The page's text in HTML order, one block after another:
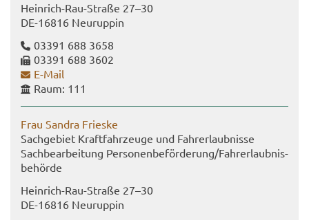
Heinrich-​Rau-Straße 27–30
DE-​16816 Neu­rup­pin
03391 688 3658
03391 688 3602
E-​Mail
Raum: 111
Frau San­dra Fries­ke
Sach­ge­biet Kraft­fahr­zeu­ge und Fahr­erlaub­nis­se
Sach­be­ar­bei­tung Per­so­nen­be­för­de­rung/Fahr­erlaub­nis­
be­hör­de
Heinrich-​Rau-Straße 27–30
DE-​16816 Neu­rup­pin